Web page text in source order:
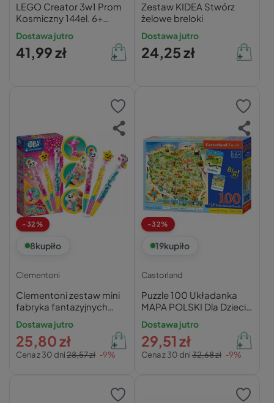
LEGO Creator 3w1 Prom
Kosmiczny 144el. 6+
31134
Dostawa jutro
41,99 zł
Zestaw KIDEA Stwórz
żelowe breloki
Dostawa jutro
24,25 zł
-32%
8kupiło
Clementoni
Clementoni zestaw mini
fabryka fantazyjnych
długopisów 18831
Dostawa jutro
Cena z 30 dni28,57 zł -9%
25,80 zł
-32%
19kupiło
Castorland
Puzzle 100 Układanka
MAPA POLSKI Dla Dzieci
28 Puzzli z Miastami 6+
Castor
Dostawa jutro
Cena z 30 dni32,68 zł -9%
29,51 zł